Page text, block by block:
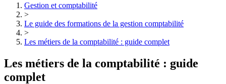
Gestion et comptabilité
>
Le guide des formations de la gestion comptabilité
>
Les métiers de la comptabilité : guide complet
Les métiers de la comptabilité : guide
complet